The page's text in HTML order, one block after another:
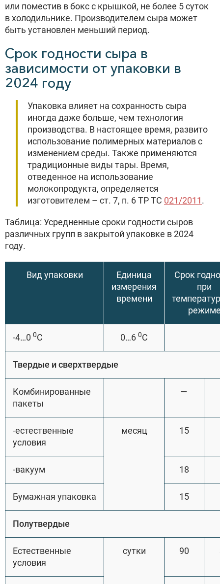
или поместив в бокс с крышкой, не более 5 суток
в холодильнике. Производителем сыра может
быть установлен меньший период.
Срок годности сыра в
зависимости от упаковки в
2024 году
Упаковка влияет на сохранность сыра
иногда даже больше, чем технология
производства. В настоящее время, развито
использование полимерных материалов с
изменением среды. Также применяются
традиционные виды тары. Время,
отведенное на использование
молокопродукта, определяется
изготовителем – ст. 7, п. 6 ТР ТС 021/2011.
Таблица: Усредненные сроки годности сыров
различных групп в закрытой упаковке в 2024
году.
Вид упаковки
Единица
измерения
времени
Срок
при
-4…0 0С 0…6 0С
Твердые и сверхтвердые
Комбинированные
пакеты
—
-естественные
условия
месяц 15
-вакуум 18
Бумажная упаковка 15
Полутвердые
Естественные
условия
сутки 90